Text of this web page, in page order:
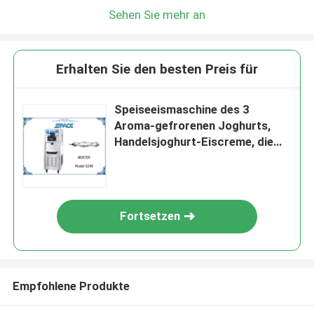
Sehen Sie mehr an
Erhalten Sie den besten Preis für
Speiseeismaschine des 3
Aroma-gefrorenen Joghurts,
Handelsjoghurt-Eiscreme, die
Fortsetzen
Empfohlene Produkte